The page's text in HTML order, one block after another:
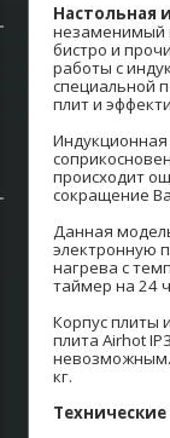
Настольная
незаменимый
бистро и
работы с
специальной
плит и
происходит
сокращение
Данная
электронную
нагрева с
таймер на 24
Корпус плиты
плита Airhot
невозможным.
кг.